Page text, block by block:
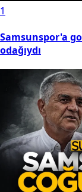
1
Samsunspor'a
odağıydı